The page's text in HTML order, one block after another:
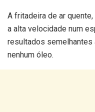
A fritadeira de ar
a alta velocidade num
resultados semelhantes
nenhum óleo.